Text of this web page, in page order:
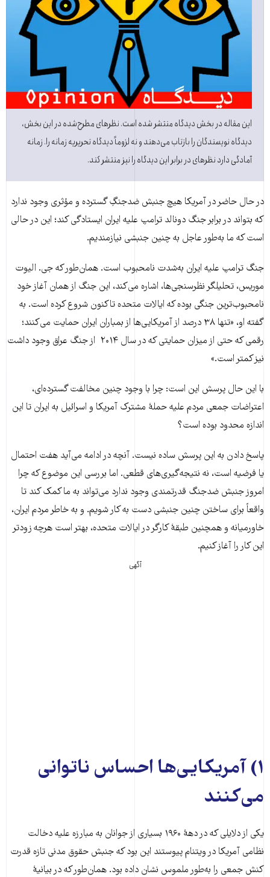
این مقاله در بخش دیدگاه منتشر شده است. نظرهای مطرح‌شده در این بخش،
دیدگاه نویسندگان را بازتاب می‌دهند و نه لزوماً دیدگاه تحریریه زمانه را. زمانه
آمادگی دارد نظرهای در برابر این دیدگاه را نیز منتشر کند.
در حال حاضر در آمریکا هیچ جنبش ضدجنگِ گسترده و مؤثری وجود ندارد
که بتواند در برابر جنگ دونالد ترامپ علیه ایران ایستادگی کند؛ این در حالی
است که ما به‌طور عاجل به چنین جنبشی نیازمندیم.
جنگ ترامپ علیه ایران به‌شدت نامحبوب است. همان‌طور که جی. الیوت
موریس، تحلیلگر نظرسنجی‌ها، اشاره می‌کند، این جنگ از همان آغاز خود
نامحبوب‌ترین جنگی بوده که ایالات متحده تاکنون شروع کرده است. به
گفته او، «تنها ۳۸ درصد از آمریکایی‌ها از بمباران ایران حمایت می‌کنند؛
رقمی که حتی از میزان حمایتی که در سال ۲۰۱۴ از جنگ عراق وجود داشت
نیز کمتر است.»
با این حال پرسش این است: چرا با وجود چنین مخالفت گسترده‌ای،
اعتراضات جمعی مردم علیه حملهٔ مشترک آمریکا و اسرائیل به ایران تا این
اندازه محدود بوده است؟
پاسخ دادن به این پرسش ساده نیست. آنچه در ادامه می‌آید هفت احتمال
یا فرضیه است، نه نتیجه‌گیری‌های قطعی. اما بررسی این موضوع که چرا
امروز جنبش ضدجنگ قدرتمندی وجود ندارد می‌تواند به ما کمک کند تا
واقعاً برای ساختن چنین جنبشی دست به کار شویم. و به خاطر مردم ایران،
خاورمیانه و همچنین طبقهٔ کارگر در ایالات متحده، بهتر است هرچه زودتر
این کار را آغاز کنیم.
آگهی
۱) آمریکایی‌ها احساس ناتوانی
می‌کنند
یکی از دلایلی که در دههٔ ۱۹۶۰ بسیاری از جوانان به مبارزه علیه دخالت
نظامی آمریکا در ویتنام پیوستند این بود که جنبش حقوق مدنی تازه قدرت
کنش جمعی را به‌طور ملموس نشان داده بود. همان‌طور که در بیانیهٔ